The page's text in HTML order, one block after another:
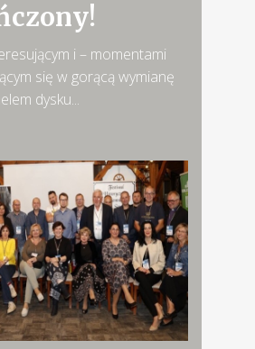
i – momentami
się w gorącą wymianę
dysku...